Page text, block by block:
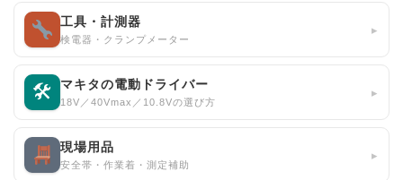
工具・計測器
検電器・クランプメーター
▸
🛠 マキタの電動ドライバー
18V／40Vmax／10.8Vの選び方
▸
現場用品
安全帯・作業着・測定補助
▸